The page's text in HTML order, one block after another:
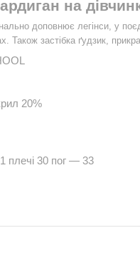
на
доповнює легінси, у
Також застібка ґудзик,
20%
плечі 30 пог — 33